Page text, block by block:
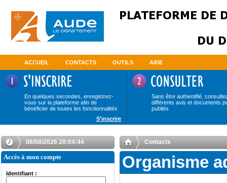
ACCUEIL CONTACTS OUTILS AIDE
En quelques secondes, enregistrez-
vous sur la plateforme afin de
bénéficier de toutes les fonctionnalités
Sans être authentifié,
différents avis et documents
publiés
S'inscrire
08/08/2026 20:04:45
Accès à mon compte
Identifiant :
Contacts
Organisme